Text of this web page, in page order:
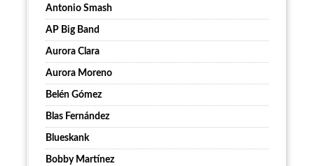
Antonio Smash
AP Big Band
Aurora Clara
Aurora Moreno
Belén Gómez
Blas Fernández
Blueskank
Bobby Martínez